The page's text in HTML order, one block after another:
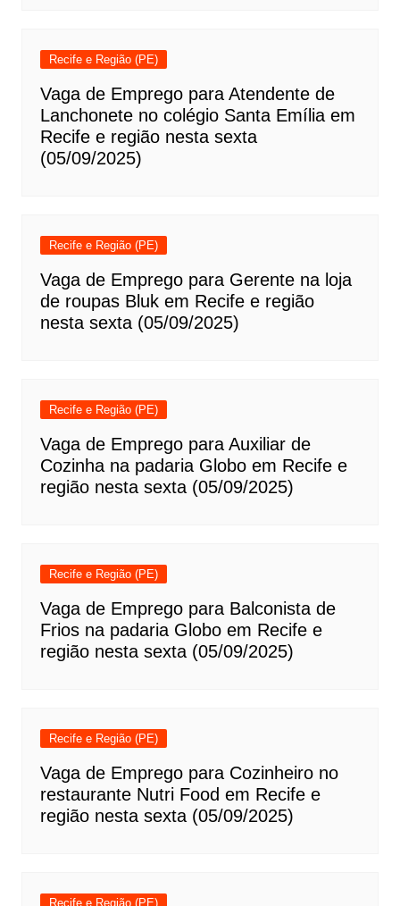
Recife e Região (PE)
Vaga de Emprego para Atendente de
Lanchonete no colégio Santa Emília em
Recife e região nesta sexta
(05/09/2025)
Recife e Região (PE)
Vaga de Emprego para Gerente na loja
de roupas Bluk em Recife e região
nesta sexta (05/09/2025)
Recife e Região (PE)
Vaga de Emprego para Auxiliar de
Cozinha na padaria Globo em Recife e
região nesta sexta (05/09/2025)
Recife e Região (PE)
Vaga de Emprego para Balconista de
Frios na padaria Globo em Recife e
região nesta sexta (05/09/2025)
Recife e Região (PE)
Vaga de Emprego para Cozinheiro no
restaurante Nutri Food em Recife e
região nesta sexta (05/09/2025)
Recife e Região (PE)